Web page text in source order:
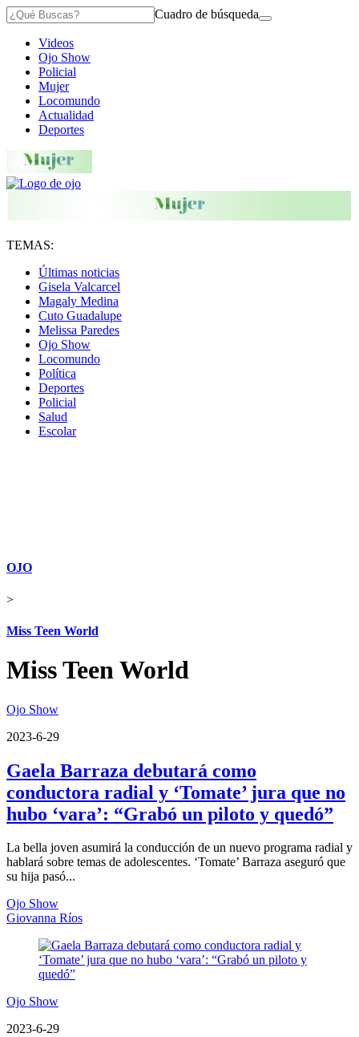
Cuadro de búsqueda
Videos
Ojo Show
Policial
Mujer
Locomundo
Actualidad
Deportes
TEMAS:
Últimas noticias
Gisela Valcarcel
Magaly Medina
Cuto Guadalupe
Melissa Paredes
Ojo Show
Locomundo
Política
Deportes
Policial
Salud
Escolar
OJO
>
Miss Teen World
Miss Teen World
Ojo Show
2023-6-29
Gaela Barraza debutará como
conductora radial y ‘Tomate’ jura que no
hubo ‘vara’: “Grabó un piloto y quedó”
La bella joven asumirá la conducción de un nuevo programa radial y
hablará sobre temas de adolescentes. ‘Tomate’ Barraza aseguró que
su hija pasó...
Ojo Show
Giovanna Ríos
Ojo Show
2023-6-29